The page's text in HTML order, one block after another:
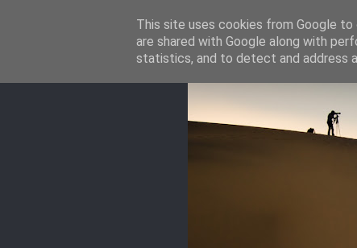
This site uses cookies from Google
are shared with Google along with
statistics, and to detect and address